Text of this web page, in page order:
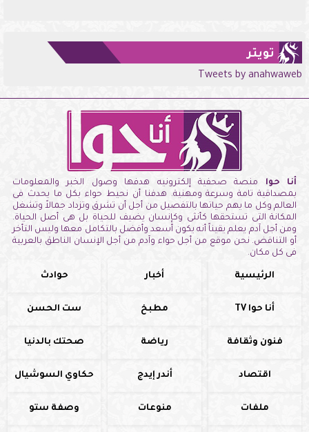
تويتر
Tweets by anahwaweb
أنا حوا منصة صحفية إلكترونيه هدفها وصول الخبر والمعلومات
بمصداقية تامة وسرعة ومهنية. هدفنا أن نحيط حواء بكل ما يحدث فى
العالم وكل ما يهم حياتها بالتفصيل من أجل أن تشرق وتزداد جمالاً وتشغل
المكانة التى تستحقها كأنثى وكإنسان يضيف للحياة بل هى أصل الحياة.
ومن أجل آدم يعلم يقيناً أنه يكون أسعد وأفضل بالتكامل معها وليس التأخر
أو التناقض. نحن موقع من أجل حواء وآدم من أجل الإنسان الناطق بالعربية
فى كل مكان.
الرئيسية أخبار حوادث
أنا حوا TV مطبخ ست الحسن
فنون وثقافة رياضة صحتك بالدنيا
اقتصاد أندر إيدج حكاوي السوشيال
ملفات منوعات وصفة ستو